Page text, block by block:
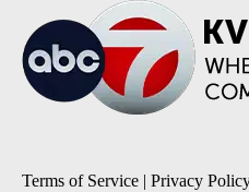
Terms of Service | Privacy